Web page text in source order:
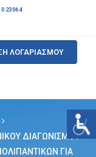
23064
ΛΟΓΑΡΙΑΣΜΟΥ
ΔΙΑΓΩΝΙΣΜΟΎ
ΓΙΑ